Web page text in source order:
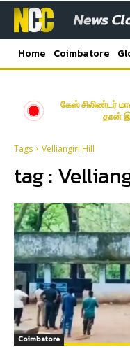
Home Coimbatore
கேஸ் சிலிண்டர்
தான்
Tags Velliangiri Hill
tag :
Coimbatore